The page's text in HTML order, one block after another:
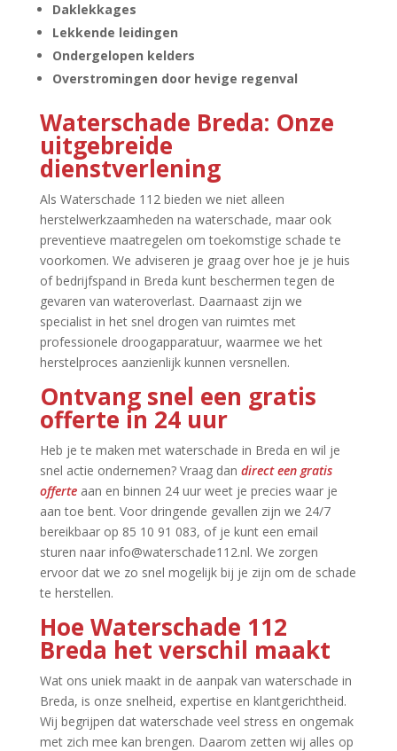
Daklekkages
Lekkende leidingen
Ondergelopen kelders
Overstromingen door hevige regenval
Waterschade Breda: Onze
uitgebreide
dienstverlening
Als Waterschade 112 bieden we niet alleen
herstelwerkzaamheden na waterschade, maar ook
preventieve maatregelen om toekomstige schade te
voorkomen.​ We adviseren je graag over hoe je je huis
of bedrijfspand in Breda kunt beschermen tegen de
gevaren van wateroverlast.​ Daarnaast zijn we
specialist in het snel drogen van ruimtes met
professionele droogapparatuur, waarmee we het
herstelproces aanzienlijk kunnen versnellen.​
Ontvang snel een gratis
offerte in 24 uur
Heb je te maken met waterschade in Breda en wil je
snel actie ondernemen? Vraag dan direct een gratis
offerteaan en binnen 24 uur weet je precies waar je
aan toe bent.​ Voor dringende gevallen zijn we 24/7
bereikbaar op 85 10 91 083, of je kunt een email
sturen naar info@waterschade112.​nl.​ We zorgen
ervoor dat we zo snel mogelijk bij je zijn om de schade
te herstellen.​
Hoe Waterschade 112
Breda het verschil maakt
Wat ons uniek maakt in de aanpak van waterschade in
Breda, is onze snelheid, expertise en klantgerichtheid.​
Wij begrijpen dat waterschade veel stress en ongemak
met zich mee kan brengen.​ Daarom zetten wij alles op